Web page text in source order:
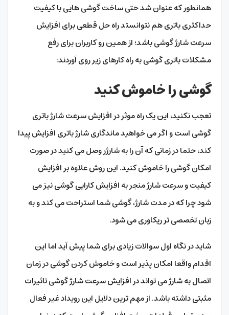
همانطور که عنوان شد حتی ساخت گوشی هایی با کیفیت
حداکثری باتری هم نتوانستد راه حل قطعی برای افزایش
سرعت شارژ گوشی باشد؛ از همین رو کاربران برای رفع
مشکلات باتری گوشی به راه کارهای زیر روی آوردند:
گوشی را خاموش کنید
تعجب نکنید، این یک راه موثر در افزایش سرعت شارژ باتری
گوشی است و اگر می خواهید ماندگاری شارژ باتری افزایش پیدا
کند، حتما در زمانی که آن را به شارژر وصل می کنید در صورت
امکان گوشی را خاموش کنید. این روش علاوه بر افزایش
کیفیت و سرعت شارژ منجر به افزایش کارایی گوشی نیز می
شود چرا که در مدت شارژ، گوشی شما استراحت می کند و به
زبان تخصصی تر ریکاوری می شود.
شاید در نگاه اول سوالات زیادی برای شما پیش آید اما این
اقدام واقعا امکان پذیر است و خاموش کردن گوشی در زمان
اتصال به شارژ می تواند در افزایش سرعت شارژ گوشی تاثیرات
مثبتی داشته باشد. از مهم ترین دلایل این رویداد غیر فعال